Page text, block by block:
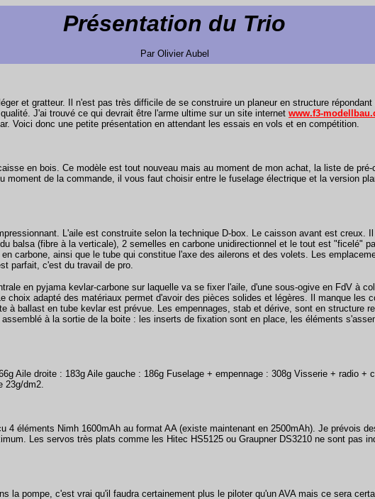
Présentation du Trio
Par Olivier Aubel
et gratteur. Il n'est pas très difficile de se construire un planeur en structure
J'ai trouvé ce qui devrait être l'arme ultime sur un site internet www.f3-
Voici donc une petite présentation en attendant les essais en vols et en compétition.
en bois. Ce modèle est tout nouveau mais au moment de mon achat, la liste de
de la commande, il vous faut choisir entre le fuselage électrique et la version
L'aile est construite selon la technique D-box. Le caisson avant est creux.
balsa (fibre à la verticale), 2 semelles en carbone unidirectionnel et le tout est "ficelé"
carbone, ainsi que le tube qui constitue l'axe des ailerons et des volets. Les
parfait, c'est du travail de pro.
en pyjama kevlar-carbone sur laquelle va se fixer l'aile, d'une sous-ogive en FdV à
choix adapté des matériaux permet d'avoir des pièces solides et légères. Il manque
à ballast en tube kevlar est prévue. Les empennages, stab et dérive, sont en structure
à la sortie de la boite : les inserts de fixation sont en place, les éléments
Aile droite : 183g Aile gauche : 186g Fuselage + empennage : 308g Visserie + radio
23g/dm2.
éléments Nimh 1600mAh au format AA (existe maintenant en 2500mAh). Je prévois
Les servos très plats comme les Hitec HS5125 ou Graupner DS3210 ne sont pas
la pompe, c'est vrai qu'il faudra certainement plus le piloter qu'un AVA mais ce sera